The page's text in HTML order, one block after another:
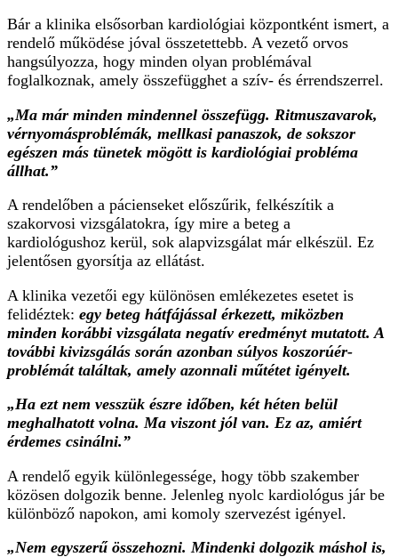
Bár a klinika elsősorban kardiológiai központként ismert, a
rendelő működése jóval összetettebb. A vezető orvos
hangsúlyozza, hogy minden olyan problémával
foglalkoznak, amely összefügghet a szív- és érrendszerrel.
„Ma már minden mindennel összefügg. Ritmuszavarok,
vérnyomásproblémák, mellkasi panaszok, de sokszor
egészen más tünetek mögött is kardiológiai probléma
állhat.”
A rendelőben a pácienseket előszűrik, felkészítik a
szakorvosi vizsgálatokra, így mire a beteg a
kardiológushoz kerül, sok alapvizsgálat már elkészül. Ez
jelentősen gyorsítja az ellátást.
A klinika vezetői egy különösen emlékezetes esetet is
felidéztek: egy beteg hátfájással érkezett, miközben
minden korábbi vizsgálata negatív eredményt mutatott. A
további kivizsgálás során azonban súlyos koszorúér-
problémát találtak, amely azonnali műtétet igényelt.
„Ha ezt nem vesszük észre időben, két héten belül
meghalhatott volna. Ma viszont jól van. Ez az, amiért
érdemes csinálni.”
A rendelő egyik különlegessége, hogy több szakember
közösen dolgozik benne. Jelenleg nyolc kardiológus jár be
különböző napokon, ami komoly szervezést igényel.
„Nem egyszerű összehozni. Mindenki dolgozik máshol is,